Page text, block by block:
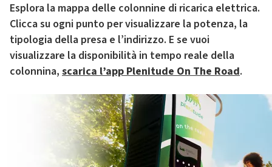
Esplora la mappa delle colonnine di ricarica elettrica.
Clicca su ogni punto per visualizzare la potenza, la
tipologia della presa e l’indirizzo. E se vuoi
visualizzare la disponibilità in tempo reale della
colonnina, scarica l’app Plenitude On The Road.